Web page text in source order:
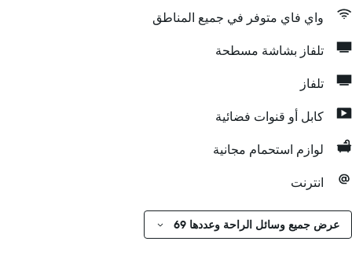
واي فاي متوفر في جميع المناطق
تلفاز بشاشة مسطحة
تلفاز
كابل أو قنوات فضائية
لوازم استحمام مجانية
انترنت
عرض جميع وسائل الراحة وعددها 69